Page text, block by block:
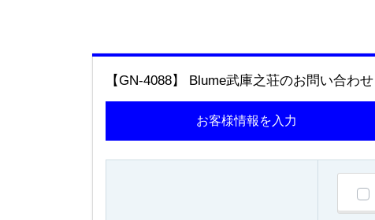
【GN-4088】 Blume武庫之荘のお問い合わせ
お客様情報を入力